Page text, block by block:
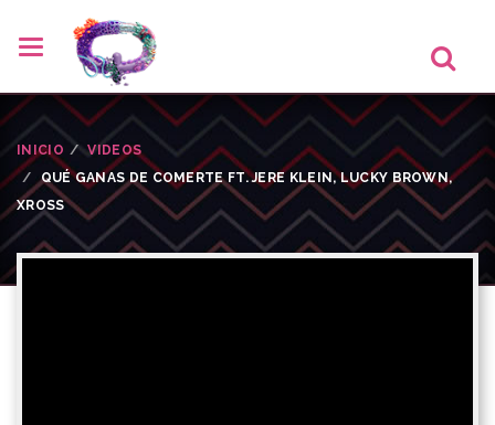
INICIO
VIDEOS
QUÉ GANAS DE COMERTE FT. JERE KLEIN, LUCKY BROWN,
XROSS